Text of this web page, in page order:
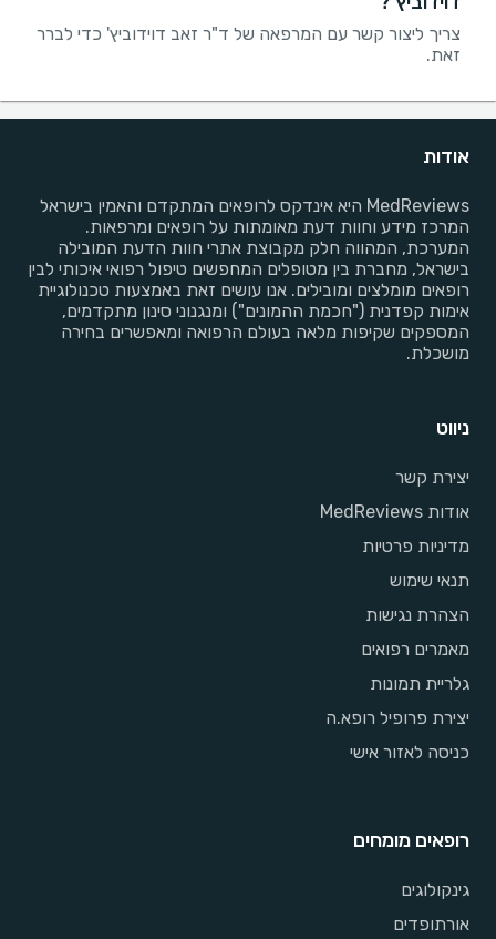
צריך ליצור קשר עם המרפאה של ד"ר זאב דוידוביץ' כדי לברר
זאת.
אודות
MedReviews היא אינדקס לרופאים המתקדם והאמין בישראל
המרכז מידע וחוות דעת מאומתות על רופאים ומרפאות.
המערכת, המהווה חלק מקבוצת אתרי חוות הדעת המובילה
בישראל, מחברת בין מטופלים המחפשים טיפול רפואי איכותי לבין
רופאים מומלצים ומובילים. אנו עושים זאת באמצעות טכנולוגיית
אימות קפדנית ("חכמת ההמונים") ומנגנוני סינון מתקדמים,
המספקים שקיפות מלאה בעולם הרפואה ומאפשרים בחירה
מושכלת.
ניווט
יצירת קשר
אודות MedReviews
מדיניות פרטיות
תנאי שימוש
הצהרת נגישות
מאמרים רפואים
גלריית תמונות
יצירת פרופיל רופא.ה
כניסה לאזור אישי
רופאים מומחים
גינקולוגים
אורתופדים